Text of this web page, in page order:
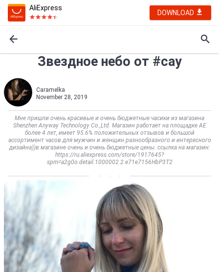
AliExpress
DOWNLOAD
Звездное небо от #cay
Caramelka
November 28, 2019
Мне пришли очень красивые и очень бюджетные часики из магазина
Shenzhen Anyway Technology Co.,Ltd. Магазин работает на площадке АЕ
более 4 лет, имеет 95.6% положительных отзывов и большой
ассортимент часов для мужчин и женщин разнообразного и интересного
дизайна))в магазине очень и очень бюджетные цены. ссылка на магазин:
https://ru.aliexpress.com/store/1917645?
spm=a2g0o.detail.1000002.2.e71e7156HbP3T2